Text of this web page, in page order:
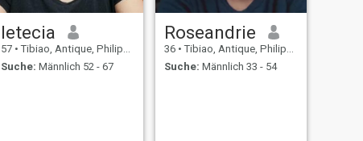
letecia
57 • Tibiao, Antique, Philippinen
Suche: Männlich 52 - 67
Roseandrie
36 • Tibiao, Antique, Philippinen
Suche: Männlich 33 - 54